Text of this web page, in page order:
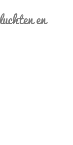
en